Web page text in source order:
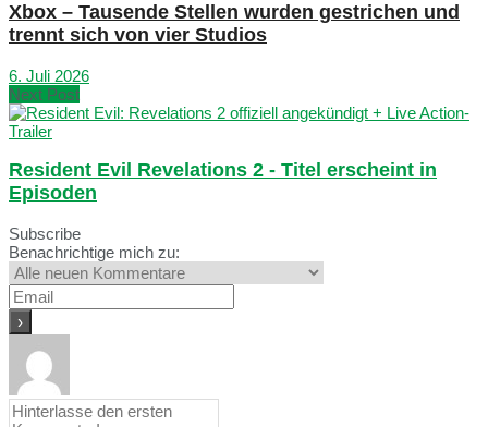
Xbox – Tausende Stellen wurden gestrichen und
trennt sich von vier Studios
6. Juli 2026
Next Post
Resident Evil Revelations 2 - Titel erscheint in
Episoden
Subscribe
Benachrichtige mich zu: